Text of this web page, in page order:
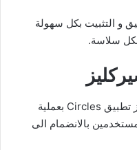
و التثبيت بكل سهولة
سلاسة.
سهولة الاشتراك والانضمام: يتميز تطبيق Circles بعملية
بالانضمام الى